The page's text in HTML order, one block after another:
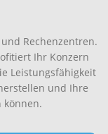
Rechenzentren.
Ihr Konzern
Leistungsfähigkeit
und Ihre
können.